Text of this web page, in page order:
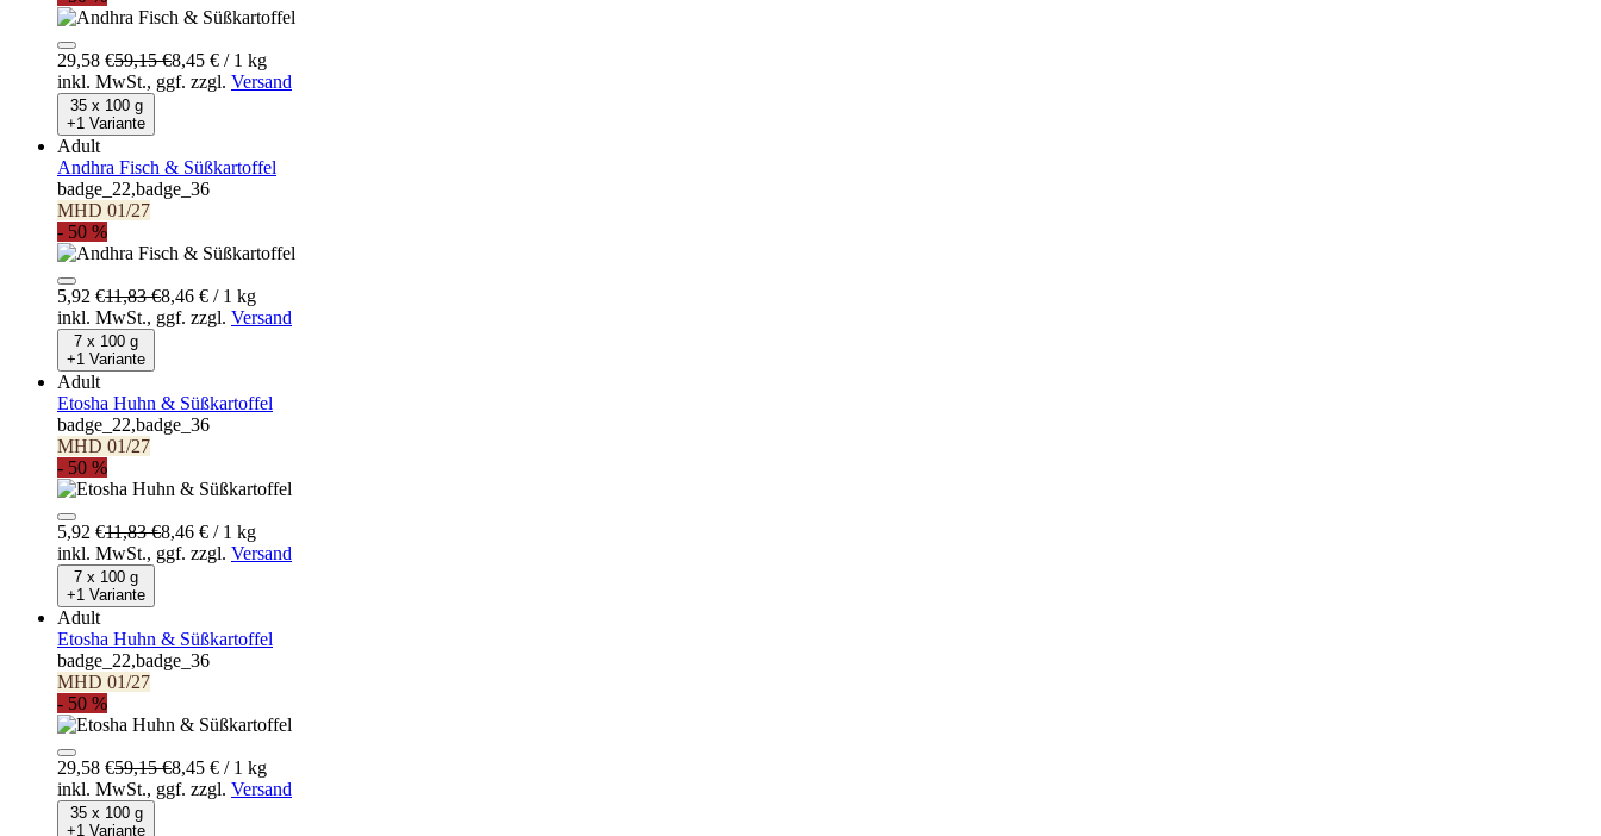
29,58 €59,15 €8,45 € / 1 kg
inkl. MwSt., ggf. zzgl. Versand
35 x 100 g
+1 Variante
Adult
Andhra Fisch & Süßkartoffel
badge_22,badge_36
MHD 01/27
- 50 %
5,92 €11,83 €8,46 € / 1 kg
inkl. MwSt., ggf. zzgl. Versand
7 x 100 g
+1 Variante
Adult
Etosha Huhn & Süßkartoffel
badge_22,badge_36
MHD 01/27
- 50 %
5,92 €11,83 €8,46 € / 1 kg
inkl. MwSt., ggf. zzgl. Versand
7 x 100 g
+1 Variante
Adult
Etosha Huhn & Süßkartoffel
badge_22,badge_36
MHD 01/27
- 50 %
29,58 €59,15 €8,45 € / 1 kg
inkl. MwSt., ggf. zzgl. Versand
35 x 100 g
+1 Variante